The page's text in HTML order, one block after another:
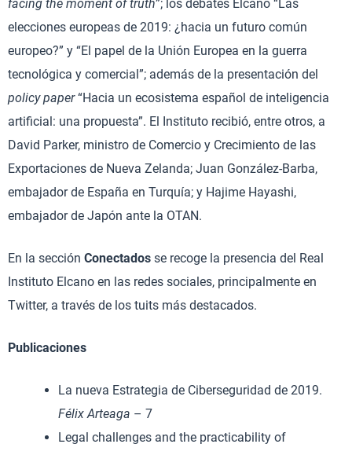
facing the moment of truth”; los debates Elcano “Las
elecciones europeas de 2019: ¿hacia un futuro común
europeo?” y “El papel de la Unión Europea en la guerra
tecnológica y comercial”; además de la presentación del
policy paper“Hacia un ecosistema español de inteligencia
artificial: una propuesta”. El Instituto recibió, entre otros, a
David Parker, ministro de Comercio y Crecimiento de las
Exportaciones de Nueva Zelanda; Juan González-Barba,
embajador de España en Turquía; y Hajime Hayashi,
embajador de Japón ante la OTAN.
En la sección Conectados se recoge la presencia del Real
Instituto Elcano en las redes sociales, principalmente en
Twitter, a través de los tuits más destacados.
Publicaciones
La nueva Estrategia de Ciberseguridad de 2019.
Félix Arteaga – 7
Legal challenges and the practicability of